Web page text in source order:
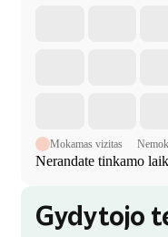
Mokamas vizitas
Nerandate tinkamo
Gydytojo